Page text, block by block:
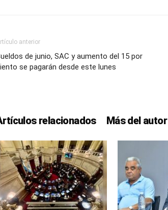
anterior
de junio, SAC y aumento del 15 por
se pagarán desde este lunes
relacionados Más del autor